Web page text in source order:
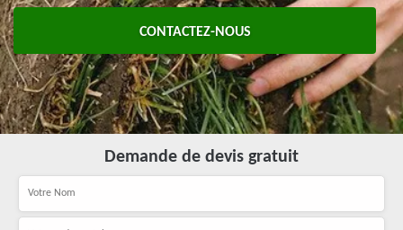
CONTACTEZ-NOUS
Demande de devis gratuit